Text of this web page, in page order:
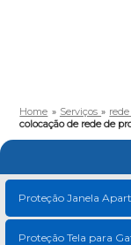
Home » Serviços»
colocação de rede de
Proteção Janela
Proteção Tela para